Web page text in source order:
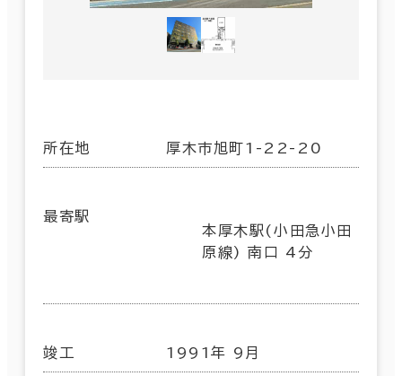
所在地 厚木市旭町1-22-20
最寄駅
本厚木駅(小田急小田
原線) 南口 4分
竣工 1991年 9月